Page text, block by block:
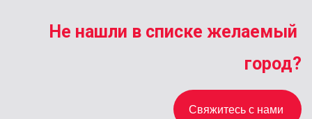
Не нашли в списке желаемый
город?
Свяжитесь с нами